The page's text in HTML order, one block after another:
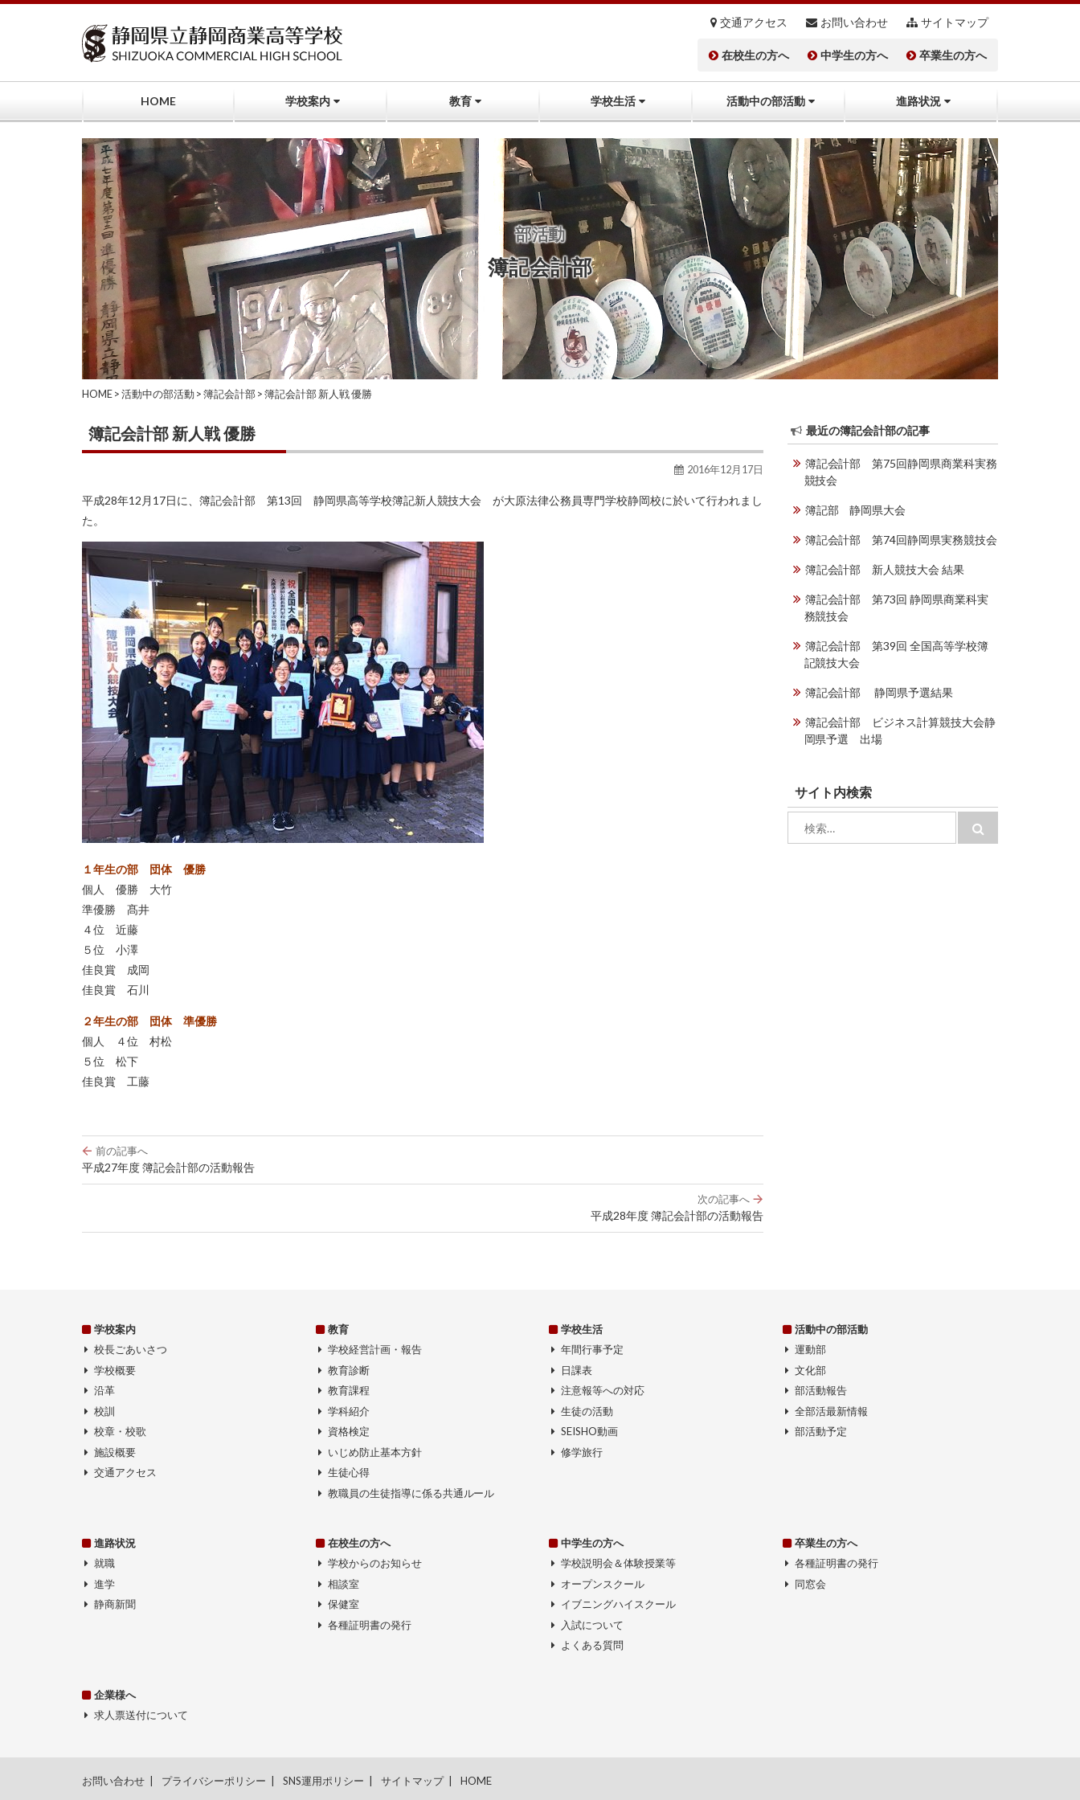
コ
キ
交通アクセス お問い合わせ サイトマップ
在校生の方へ 中学生の方へ 卒業生の方へ
HOME 学校案内 教育 学校生活 活動中の部活動 進路状況
部活動
簿記会計部
HOME> 活動中の部活動 > 簿記会計部> 簿記会計部 新人戦 優勝
簿記会計部 新人戦 優勝
2016年12月17日
平成28年12月17日に、簿記会計部 第13回 静岡県高等学校簿記新人競技大会 が大原法律公務員専門学校静岡校に於いて行われまし
た。
１年生の部 団体 優勝
個人 優勝 大竹
準優勝 髙井
４位 近藤
５位 小澤
佳良賞 成岡
佳良賞 石川
２年生の部 団体 準優勝
個人 ４位 村松
５位 松下
佳良賞 工藤
投
稿
ナ
ゲ
前の記事へ
平成27年度 簿記会計部の活動報告
次の記事へ
平成28年度 簿記会計部の活動報告
最近の簿記会計部の記事
簿記会計部 第75回静岡県商業科実務
競技会
簿記部 静岡県大会
簿記会計部 第74回静岡県実務競技会
簿記会計部 新人競技大会 結果
簿記会計部 第73回 静岡県商業科実
務競技会
簿記会計部 第39回 全国高等学校簿
記競技大会
簿記会計部 静岡県予選結果
簿記会計部 ビジネス計算競技大会静
岡県予選 出場
サイト内検索
索
学校案内
校長ごあいさつ
学校概要
沿革
校訓
校章・校歌
施設概要
交通アクセス
教育
学校経営計画・報告
教育診断
教育課程
学科紹介
資格検定
いじめ防止基本方針
生徒心得
教職員の生徒指導に係る共通ルール
学校生活
年間行事予定
日課表
注意報等への対応
生徒の活動
SEISHO動画
修学旅行
活動中の部活動
運動部
文化部
部活動報告
全部活最新情報
部活動予定
進路状況
就職
進学
静商新聞
在校生の方へ
学校からのお知らせ
相談室
保健室
各種証明書の発行
中学生の方へ
学校説明会＆体験授業等
オープンスクール
イブニングハイスクール
入試について
よくある質問
卒業生の方へ
各種証明書の発行
同窓会
企業様へ
求人票送付について
お問い合わせ プライバシーポリシー SNS運用ポリシー サイトマップ HOME